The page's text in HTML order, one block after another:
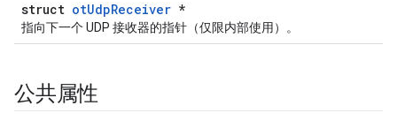
struct otUdpReceiver *
指向下一个 UDP 接收器的指针（仅限内部使用）。
公共属性